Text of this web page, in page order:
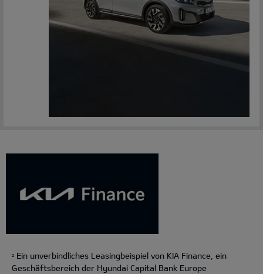
2
Ein unverbindliches Leasingbeispiel von KIA Finance, ein
Geschäftsbereich der Hyundai Capital Bank Europe